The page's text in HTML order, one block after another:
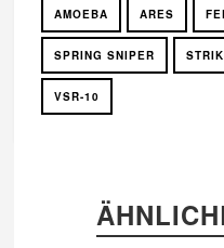
AMOEBA ARES
SPRING SNIPER
VSR-10